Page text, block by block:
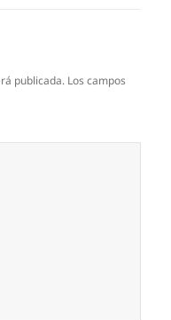
publicada. Los campos